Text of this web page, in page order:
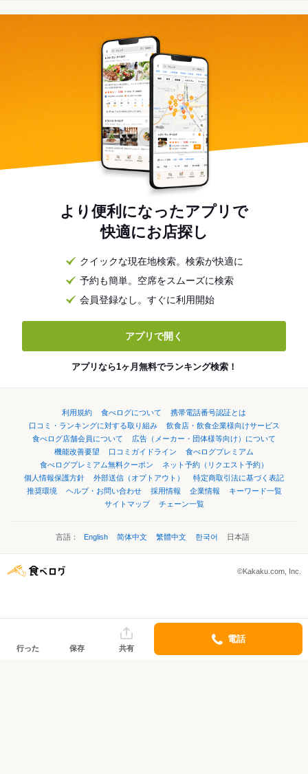
より便利になったアプリで
快適にお店探し
クイックな現在地検索。検索が快適に
予約も簡単。空席をスムーズに検索
会員登録なし。すぐに利用開始
アプリで開く
アプリなら1ヶ月無料でランキング検索！
利用規約 食べログについて
携帯電話番号認証とは
口コミ・ランキングに対する取り組み
飲食店・飲食企業様向けサービス
食べログ店舗会員について
広告（メーカー・団体様等向け）について
機能改善要望
口コミガイドライン
食べログプレミアム
食べログプレミアム無料クーポン
ネット予約（リクエスト予約）
個人情報保護方針
外部送信（オプトアウト）
特定商取引法に基づく表記
推奨環境
ヘルプ・お問い合わせ 採用情報 企業情報
キーワード一覧
サイトマップ
チェーン一覧
言語： English 简体中文 繁體中文 한국어 日本語
©Kakaku.com, Inc.
行った 保存 共有
電話